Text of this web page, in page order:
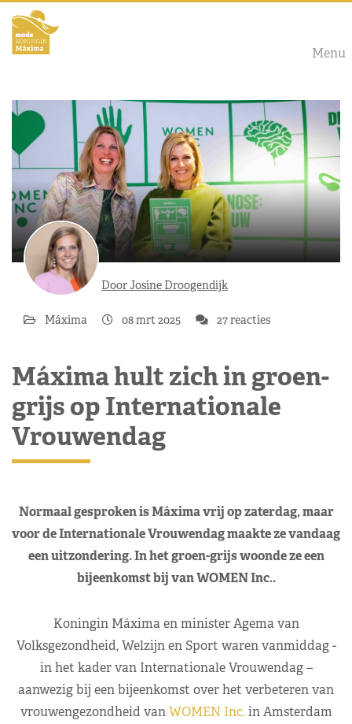
Menu
Door Josine Droogendijk
Máxima 08 mrt 2025 27 reacties
Máxima hult zich in groen-
grijs op Internationale
Vrouwendag
Normaal gesproken is Máxima vrij op zaterdag, maar
voor de Internationale Vrouwendag maakte ze vandaag
een uitzondering. In het groen-grijs woonde ze een
bijeenkomst bij van WOMEN Inc..
Koningin Máxima en minister Agema van
Volksgezondheid, Welzijn en Sport waren vanmiddag -
in het kader van Internationale Vrouwendag –
aanwezig bij een bijeenkomst over het verbeteren van
vrouwengezondheid vanWOMEN Inc.in Amsterdam